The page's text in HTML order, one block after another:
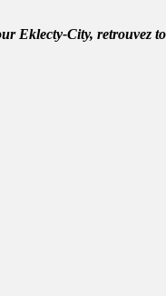
Eklecty-City, retrouvez